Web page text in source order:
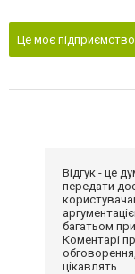
Це моє підприємство
Відгук - це
передати
багатьом
Коментарі
цікавлять.